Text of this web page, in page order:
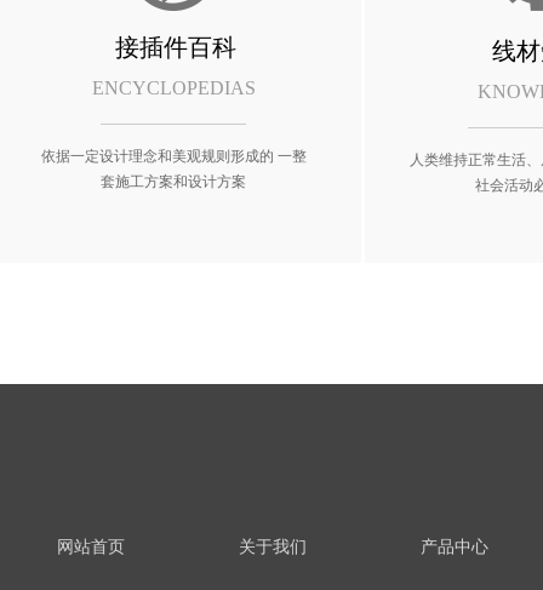
ENCYCLOPEDIAS
人类维持正常生活
社会活动
线
依据一定设计理念和美观规则形成的 一整
套施工方案和设计方案
接插件百科
网站首页 关于我们 产品中心